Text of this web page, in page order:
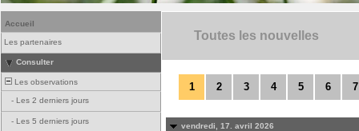
Accueil
Les partenaires
Consulter
Les observations
- Les 2 derniers jours
- Les 5 derniers jours
Toutes les nouvelles
1 2 3 4 5 6 7
vendredi, 17. avril 2026